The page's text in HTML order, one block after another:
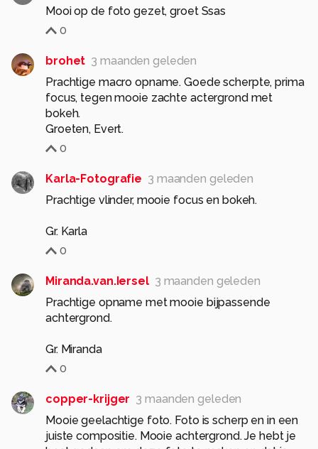
Mooi op de foto gezet, groet Ssas
0
brohet 3 maanden geleden
Prachtige macro opname. Goede scherpte, prima
focus, tegen mooie zachte actergrond met
bokeh.
Groeten, Evert.
0
Karla-Fotografie 3 maanden geleden
Prachtige vlinder, mooie focus en bokeh.
Gr. Karla
0
Miranda.van.Iersel 3 maanden geleden
Prachtige opname met mooie bijpassende
achtergrond.
Gr. Miranda
0
copper-krijger 3 maanden geleden
Mooie geelachtige foto. Foto is scherp en in een
juiste compositie. Mooie achtergrond. Je hebt je